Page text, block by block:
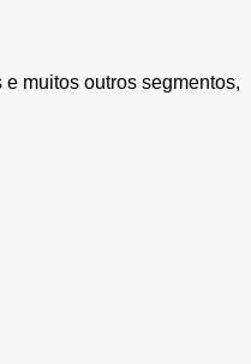
muitos outros segmentos,